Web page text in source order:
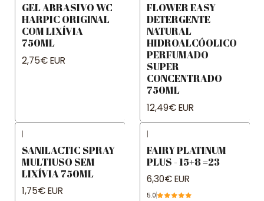
GEL ABRASIVO WC
HARPIC ORIGINAL
COM LIXÍVIA
750ML
2,75€ EUR
FLOWER EASY
DETERGENTE
NATURAL
HIDROALCÓOLICO
PERFUMADO
SUPER
CONCENTRADO
750ML
12,49€ EUR
|
SANILACTIC SPRAY
MULTIUSO SEM
LIXÍVIA 750ML
1,75€ EUR
|
FAIRY PLATINUM
PLUS - 15+8 =23
6,30€ EUR
5.0